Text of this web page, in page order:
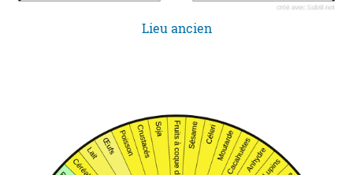
Lieu ancien